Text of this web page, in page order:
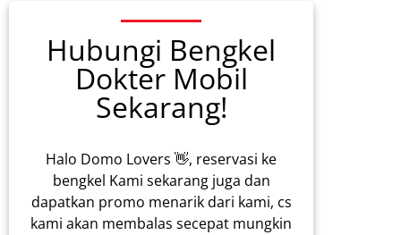
Hubungi Bengkel
Dokter Mobil
Sekarang!
Halo Domo Lovers 👋, reservasi ke
bengkel Kami sekarang juga dan
dapatkan promo menarik dari kami, cs
kami akan membalas secepat mungkin